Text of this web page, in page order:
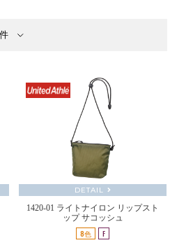
DETAIL
1420-01 ライトナイロン リップスト
ップ サコッシュ
8色 F